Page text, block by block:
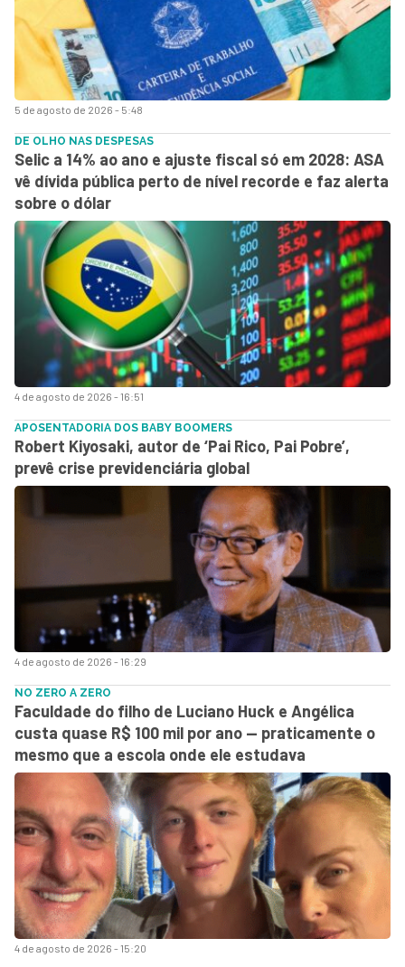
5 de agosto de 2026 - 5:48
4 de agosto de 2026 - 16:51
DE OLHO NAS DESPESAS
Selic a 14% ao ano e ajuste fiscal só em 2028: ASA
vê dívida pública perto de nível recorde e faz alerta
sobre o dólar
4 de agosto de 2026 - 16:29
APOSENTADORIA DOS BABY BOOMERS
Robert Kiyosaki, autor de ‘Pai Rico, Pai Pobre’,
prevê crise previdenciária global
4 de agosto de 2026 - 15:20
NO ZERO A ZERO
Faculdade do filho de Luciano Huck e Angélica
custa quase R$ 100 mil por ano — praticamente o
mesmo que a escola onde ele estudava